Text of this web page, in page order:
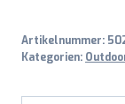
Artikelnummer:
Kategorien: